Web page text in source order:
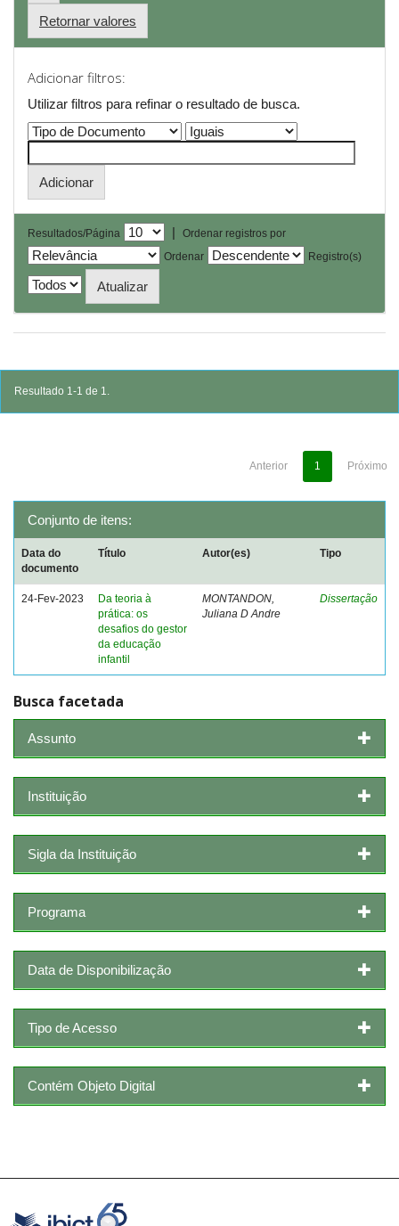
Retornar valores
Adicionar filtros:
Utilizar filtros para refinar o resultado de busca.
Resultados/Página |
Ordenar registros por
Ordenar
Registro(s)
Resultado 1-1 de 1.
Anterior 1 Próximo
Conjunto de itens:
Data do
documento
Título Autor(es) Tipo
24-Fev-2023
Da teoria à
prática: os
desafios do gestor
da educação
infantil
MONTANDON,
Juliana D Andre
Dissertação
Busca facetada
Assunto
Instituição
Sigla da Instituição
Programa
Data de Disponibilização
Tipo de Acesso
Contém Objeto Digital